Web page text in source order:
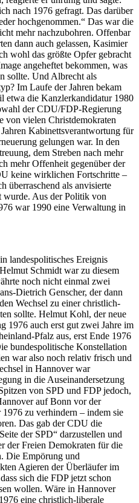
nach 1976 gefragt. Das darüber
hochgenommen.“ Das war die
mehr nachzubohren. Offenbar
dann auch gelassen, Kasimier
wohl das größte Opfer gebracht
angeheftet bekommen, was
sollte. Und Albrecht als
Im Laufe der Jahren bekam
etwa die Kanzlerkandidatur 1980
der CDU/FDP-Regierung
von vielen Christdemokraten
Kabinettsverantwortung für
gelungen war. In den
dem Streben nach mehr
mehr Offenheit gegenüber der
keine wirklichen Fortschritte –
überraschend als anvisierte
wurde. Aus der Politik von
war 1990 eine Verwaltung in
landespolitisches Ereignis
Schmidt war zu diesem
noch nicht einmal zwei
Dietrich Genscher, der dann
Wechsel zu einer christlich-
sollte. Helmut Kohl, der neue
1976 auch erst gut zwei Jahre im
Pfalz aus, erst Ende 1976
bundespolitische Konstellation
war also noch relativ frisch und
in Hannover war
in die Auseinandersetzung
von SPD und FDP jedoch,
auf Bonn vor der
zu verhindern – indem sie
Das gab der CDU die
der SPD“ darzustellen und
der Freien Demokraten für die
Die Empörung und
Agieren der Überläufer im
sich die FDP jetzt schon
wollen. Wäre in Hannover
eine christlich-liberale